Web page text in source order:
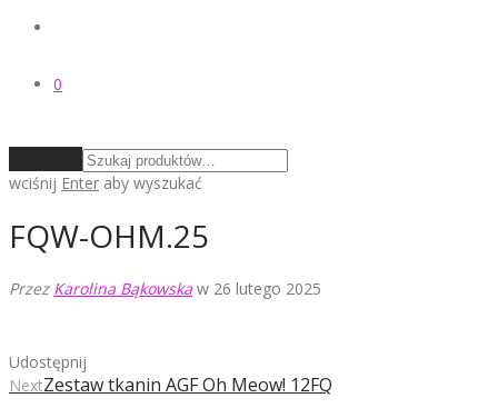
0
wciśnij Enter aby wyszukać
FQW-OHM.25
Przez Karolina Bąkowska w 26 lutego 2025
Udostępnij
NextZestaw tkanin AGF Oh Meow! 12FQ